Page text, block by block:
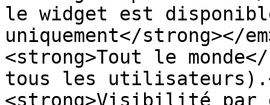
le widget est
uniquement</strong></
<strong>Tout le
tous les
<strong>Visibilité par